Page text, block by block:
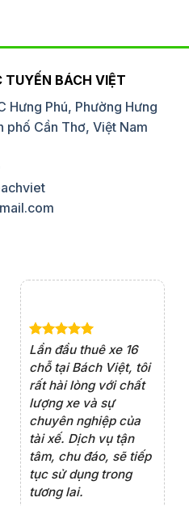
BÁCH VIỆT
Hưng Phú, Phường Hưng
phố Cần Thơ, Việt Nam
Lần đầu thuê xe 16
chỗ tại Bách Việt, tôi
rất hài lòng với chất
lượng xe và sự
chuyên nghiệp của
tài xế. Dịch vụ tận
tâm, chu đáo, sẽ tiếp
tục sử dụng trong
tương lai.